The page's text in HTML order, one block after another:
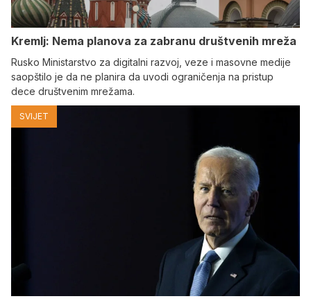
Kremlj: Nema planova za zabranu društvenih mreža
Rusko Ministarstvo za digitalni razvoj, veze i masovne medije
saopštilo je da ne planira da uvodi ograničenja na pristup
dece društvenim mrežama.
SVIJET